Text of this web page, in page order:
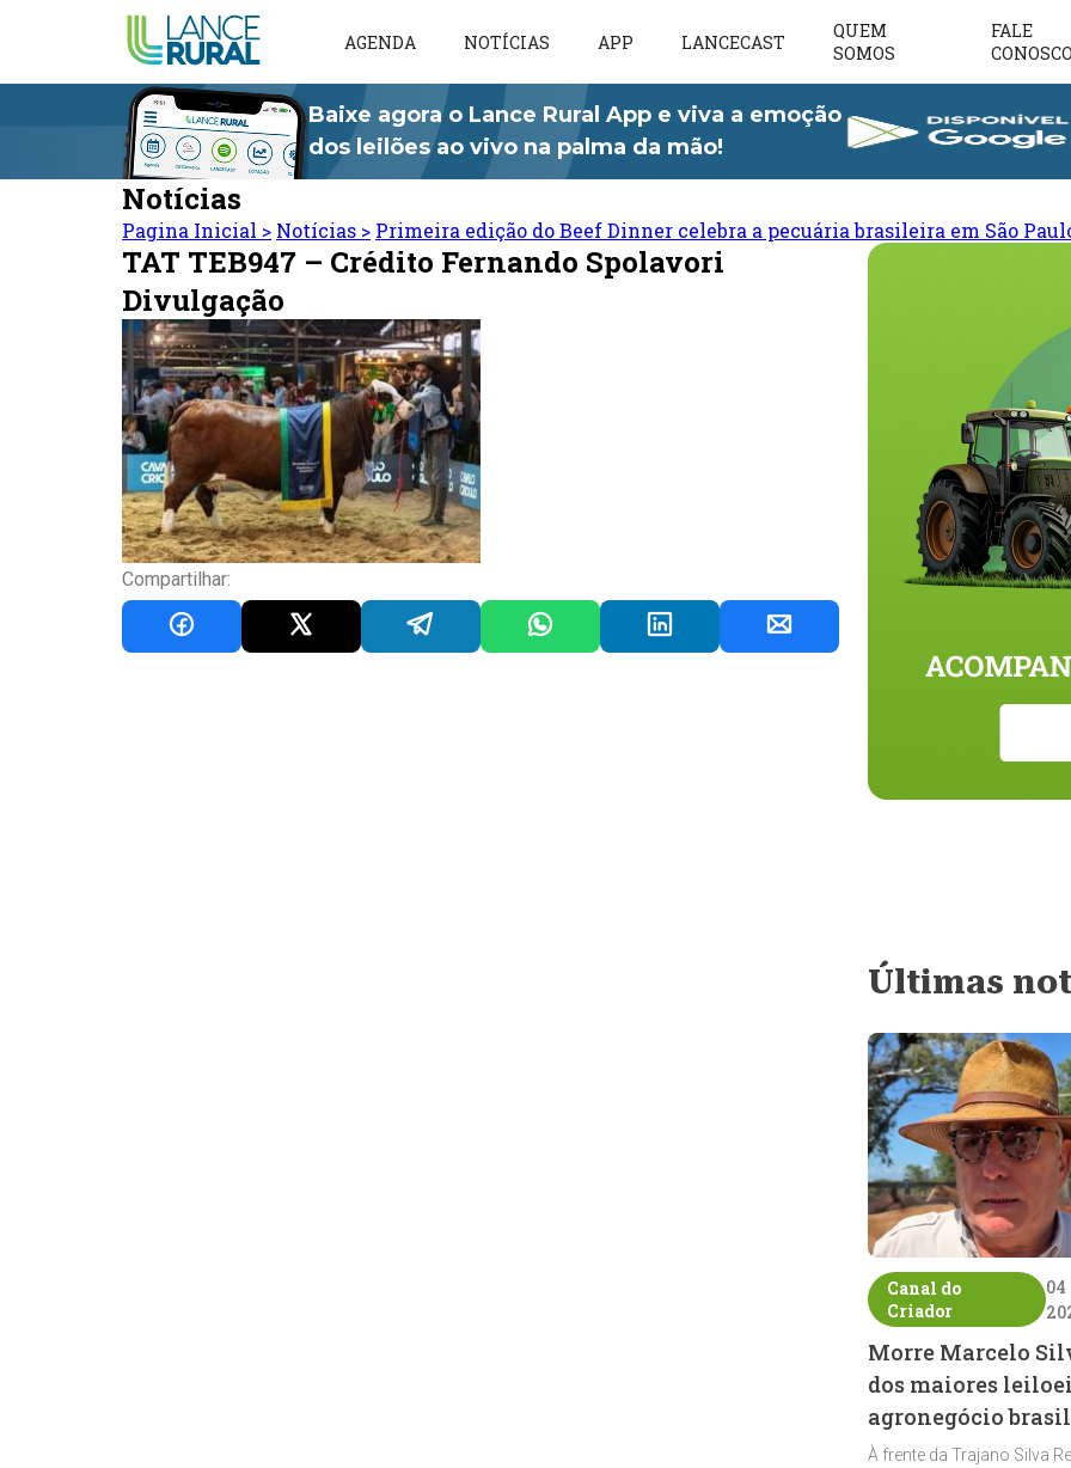
AGENDA NOTÍCIAS APP LANCECAST
QUEM
SOMOS
FALE
CONOSCO
Baixe agora o Lance Rural App e viva a emoção
dos leilões ao vivo na palma da mão!
Notícias
Pagina Inicial > Notícias > Primeira edição do Beef Dinner celebra a pecuária brasileira em São
TAT TEB947 – Crédito Fernando Spolavori
Divulgação
Compartilhar:
Últimas
Canal do
Criador
04
Morre Marcelo
dos maiores
agronegócio
À frente da Trajano Silva